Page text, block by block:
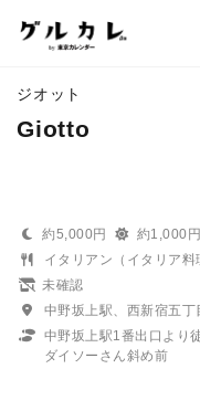
ジオット
Giotto
約5,000円
約1,000円
イタリアン（イタリア料
未確認
中野坂上駅、西新宿五丁
中野坂上駅1番出口より
ダイソーさん斜め前